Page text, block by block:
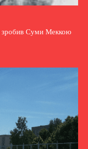
зробив Суми Меккою